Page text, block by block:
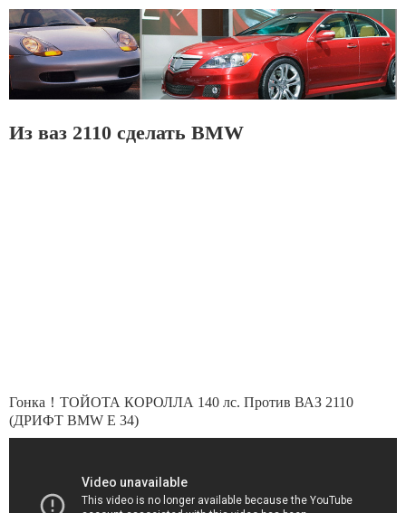
Из ваз 2110 сделать BMW
Гонка！ТОЙОТА КОРОЛЛА 140 лс. Против ВАЗ 2110
(ДРИФТ BMW E 34)